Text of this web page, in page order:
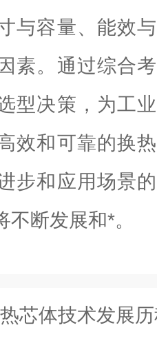
与容量、能效
素。通过综合
型决策，为工
效和可靠的换
步和应用场景
断发展和*。
芯体技术发展